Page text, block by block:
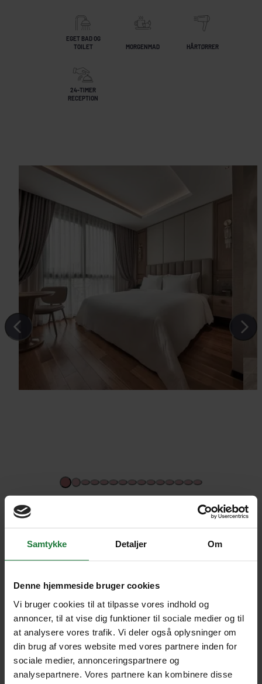
Samtykke Detaljer Om
Denne hjemmeside bruger cookies
Vi bruger cookies til at tilpasse vores indhold og
annoncer, til at vise dig funktioner til sociale medier og til
at analysere vores trafik. Vi deler også oplysninger om
din brug af vores website med vores partnere inden for
sociale medier, annonceringspartnere og
analysepartnere. Vores partnere kan kombinere disse
EGET BAD OG
TOILET
MORGENMAD HÅRTØRRER
24-TIMER
RECEPTION
9 REJSER TIL LA SIESTA PREMIUM
SE KORT